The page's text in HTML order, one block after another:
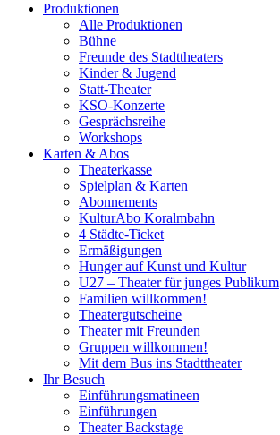
Produktionen
Alle Produktionen
Bühne
Freunde des Stadttheaters
Kinder & Jugend
Statt-Theater
KSO-Konzerte
Gesprächsreihe
Workshops
Karten & Abos
Theaterkasse
Spielplan & Karten
Abonnements
KulturAbo Koralmbahn
4 Städte-Ticket
Ermäßigungen
Hunger auf Kunst und Kultur
U27 – Theater für junges Publikum
Familien willkommen!
Theatergutscheine
Theater mit Freunden
Gruppen willkommen!
Mit dem Bus ins Stadttheater
Ihr Besuch
Einführungsmatineen
Einführungen
Theater Backstage